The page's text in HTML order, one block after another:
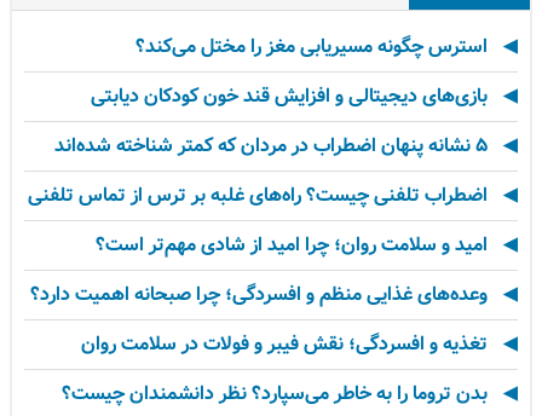
استرس چگونه مسیریابی مغز را مختل می‌کند؟
بازی‌های دیجیتالی و افزایش قند خون کودکان دیابتی
۵ نشانه پنهان اضطراب در مردان که کمتر شناخته شده‌اند
اضطراب تلفنی چیست؟ راه‌های غلبه بر ترس از تماس تلفنی
امید و سلامت روان؛ چرا امید از شادی مهم‌تر است؟
وعده‌های غذایی منظم و افسردگی؛ چرا صبحانه اهمیت دارد؟
تغذیه و افسردگی؛ نقش فیبر و فولات در سلامت روان
بدن تروما را به خاطر می‌سپارد؟ نظر دانشمندان چیست؟